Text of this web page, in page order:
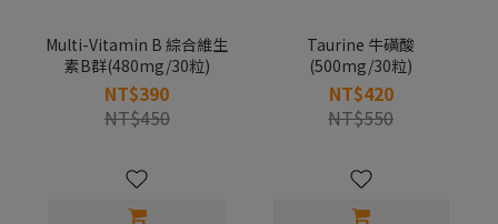
Multi-Vitamin B 綜合維生
素B群(480mg/30粒)
NT$390
NT$450
Taurine 牛磺酸
(500mg/30粒)
NT$420
NT$550